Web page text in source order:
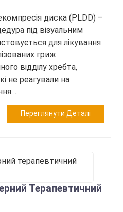
диска (PLDD) –
під візуальним
для лікування
гриж
відділу хребта,
не реагували на
...
Переглянути Деталі
Терапевтичний